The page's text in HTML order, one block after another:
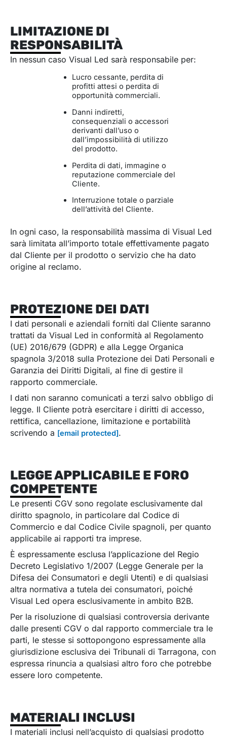
LIMITAZIONE DI
RESPONSABILITÀ
In nessun caso Visual Led sarà responsabile per:
Lucro cessante, perdita di
profitti attesi o perdita di
opportunità commerciali.
Danni indiretti,
consequenziali o accessori
derivanti dall’uso o
dall’impossibilità di utilizzo
del prodotto.
Perdita di dati, immagine o
reputazione commerciale del
Cliente.
Interruzione totale o parziale
dell’attività del Cliente.
In ogni caso, la responsabilità massima di Visual Led
sarà limitata all’importo totale effettivamente pagato
dal Cliente per il prodotto o servizio che ha dato
origine al reclamo.
PROTEZIONE DEI DATI
I dati personali e aziendali forniti dal Cliente saranno
trattati da Visual Led in conformità al Regolamento
(UE) 2016/679 (GDPR) e alla Legge Organica
spagnola 3/2018 sulla Protezione dei Dati Personali e
Garanzia dei Diritti Digitali, al fine di gestire il
rapporto commerciale.
I dati non saranno comunicati a terzi salvo obbligo di
legge. Il Cliente potrà esercitare i diritti di accesso,
rettifica, cancellazione, limitazione e portabilità
scrivendo a [email protected].
LEGGE APPLICABILE E FORO
COMPETENTE
Le presenti CGV sono regolate esclusivamente dal
diritto spagnolo, in particolare dal Codice di
Commercio e dal Codice Civile spagnoli, per quanto
applicabile ai rapporti tra imprese.
È espressamente esclusa l’applicazione del Regio
Decreto Legislativo 1/2007 (Legge Generale per la
Difesa dei Consumatori e degli Utenti) e di qualsiasi
altra normativa a tutela dei consumatori, poiché
Visual Led opera esclusivamente in ambito B2B.
Per la risoluzione di qualsiasi controversia derivante
dalle presenti CGV o dal rapporto commerciale tra le
parti, le stesse si sottopongono espressamente alla
giurisdizione esclusiva dei Tribunali di Tarragona, con
espressa rinuncia a qualsiasi altro foro che potrebbe
essere loro competente.
MATERIALI INCLUSI
I materiali inclusi nell’acquisto di qualsiasi prodotto